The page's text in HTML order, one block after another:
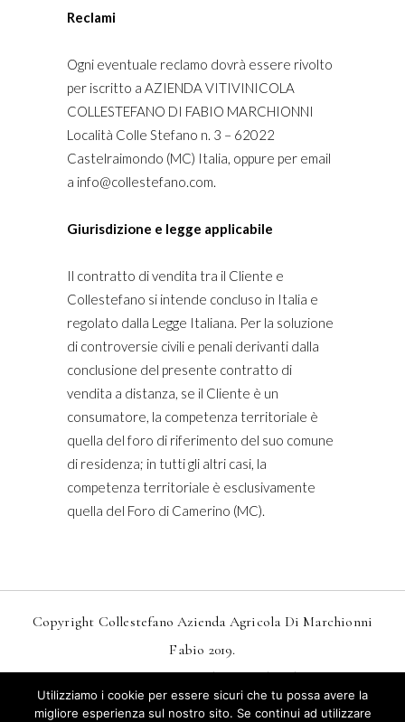
Reclami
Ogni eventuale reclamo dovrà essere rivolto
per iscritto a AZIENDA VITIVINICOLA
COLLESTEFANO DI FABIO MARCHIONNI
Località Colle Stefano n. 3 – 62022
Castelraimondo (MC) Italia, oppure per email
a info@collestefano.com.
Giurisdizione e legge applicabile
Il contratto di vendita tra il Cliente e
Collestefano si intende concluso in Italia e
regolato dalla Legge Italiana. Per la soluzione
di controversie civili e penali derivanti dalla
conclusione del presente contratto di
vendita a distanza, se il Cliente è un
consumatore, la competenza territoriale è
quella del foro di riferimento del suo comune
di residenza; in tutti gli altri casi, la
competenza territoriale è esclusivamente
quella del Foro di Camerino (MC).
Copyright Collestefano Azienda Agricola Di Marchionni
Fabio 2019.
DesignMarkDesignStudio.itAndWebtoo.it
Privacy – Condizioni Generali Di Vendita
Utilizziamo i cookie per essere sicuri che tu possa avere la
migliore esperienza sul nostro sito. Se continui ad utilizzare